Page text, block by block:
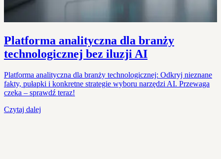
Platforma analityczna dla branży
technologicznej bez iluzji AI
Platforma analityczna dla branży technologicznej: Odkryj nieznane
fakty, pułapki i konkretne strategie wyboru narzędzi AI. Przewaga
czeka – sprawdź teraz!
Czytaj dalej